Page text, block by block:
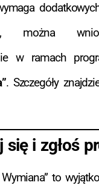
można
w ramach
. Szczegóły
się i zgłoś
Wymiana” to